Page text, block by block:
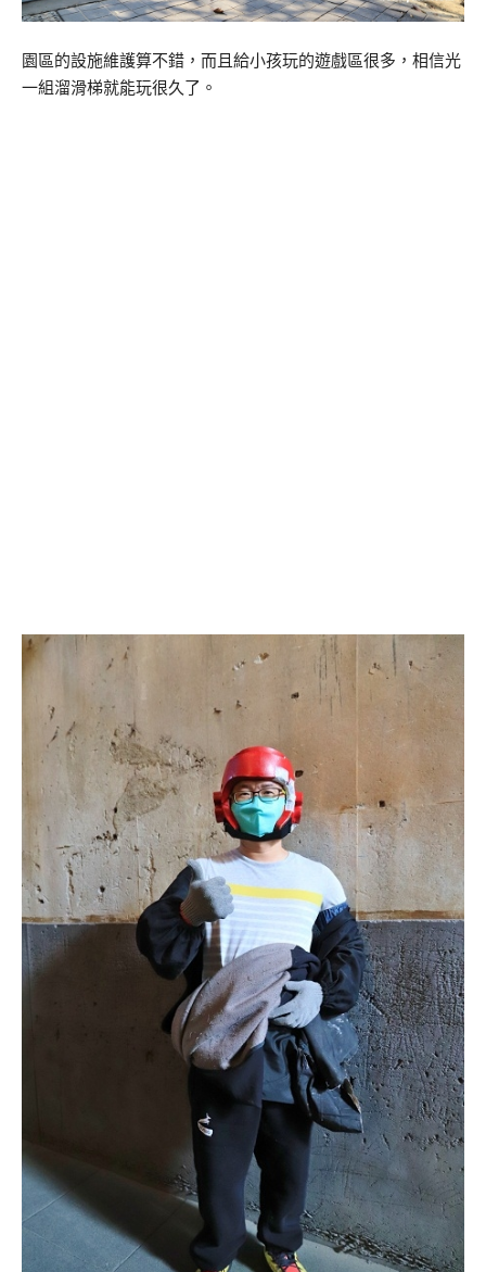
園區的設施維護算不錯，而且給小孩玩的遊戲區很多，相信光
一組溜滑梯就能玩很久了。